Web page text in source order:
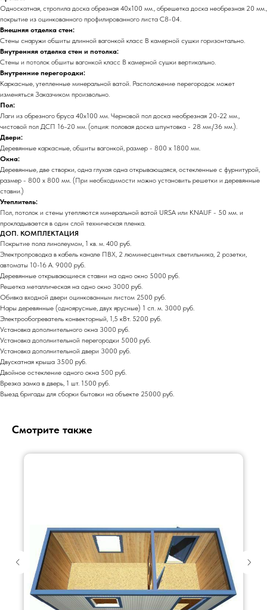
Односкатная, стропила доска обрезная 40х100 мм., обрешетка доска необрезная 20 мм.,
покрытие из оцинкованного профилированного листа С8-04.
Внешняя отделка стен:
Стены снаружи обшиты длинной вагонкой класс В камерной сушки горизонтально.
Внутренняя отделка стен и потолка:
Стены и потолок обшиты вагонкой класс В камерной сушки вертикально.
Внутренние перегородки:
Каркасные, утепленные минеральной ватой. Расположение перегородок может
изменяться Заказчиком произвольно.
Пол:
Лаги из обрезного бруса 40х100 мм. Черновой пол доска необрезная 20-22 мм.,
чистовой пол ДСП 16-20 мм. (опция: половая доска шпунтовка - 28 мм./36 мм.).
Двери:
Деревянные каркасные, обшиты вагонкой, размер - 800 х 1800 мм.
Окна:
Деревянные, две створки, одна глухая одна открывающаяся, остекленные с фурнитурой,
размер - 800 х 800 мм. (При необходимости можно установить решетки и деревянные
ставни.)
Утеплитель:
Пол, потолок и стены утепляются минеральной ватой URSA или KNAUF - 50 мм. и
прокладывается в один слой техническая пленка.
ДОП. КОМПЛЕКТАЦИЯ
Покрытие пола линолеумом, 1 кв. м. 400 руб.
Электропроводка в кабель канале ПВХ, 2 люминесцентных светильника, 2 розетки,
автоматы 10-16 А. 9000 руб.
Деревянные открывающиеся ставни на одно окно 5000 руб.
Решетка металлическая на одно окно 3000 руб.
Обивка входной двери оцинкованным листом 2500 руб.
Нары деревянные (одноярусные, двух ярусные) 1 сп. м. 3000 руб.
Электрообогреватель конвекторный, 1,5 кВт. 5200 руб.
Установка дополнительного окна 3000 руб.
Установка дополнительной перегородки 5000 руб.
Установка дополнительной двери 3000 руб.
Двускатная крыша 3500 руб.
Двойное остекление одного окна 500 руб.
Врезка замка в дверь, 1 шт. 1500 руб.
Выезд бригады для сборки бытовки на объекте 25000 руб.
Смотрите также
01
Опыт более
16 лет
02
производство
05